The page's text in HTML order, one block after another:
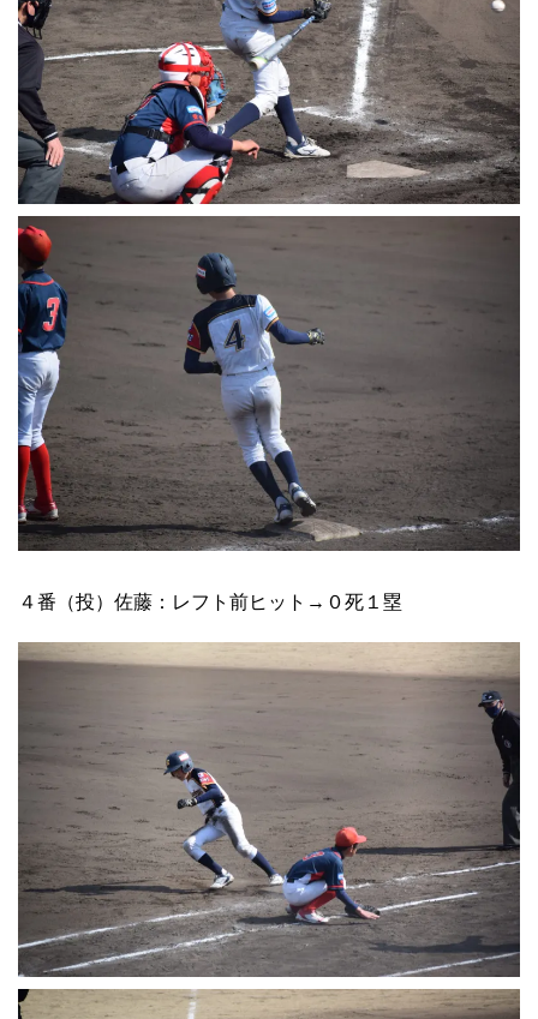
４番（投）佐藤：レフト前ヒット→０死１塁